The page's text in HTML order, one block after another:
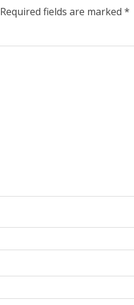
Required fields are marked *